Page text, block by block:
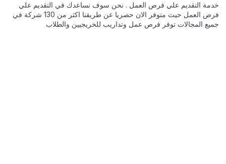
خدمة التقديم علي فرص العمل . نحن سوف نساعدك في التقديم علي
فرص العمل حيث متوفر الان حصريا عن طريقنا اكثر من 130 شركة في
جميع المجالات توفر فرص عمل وتداريب للخريجيين والطلاب